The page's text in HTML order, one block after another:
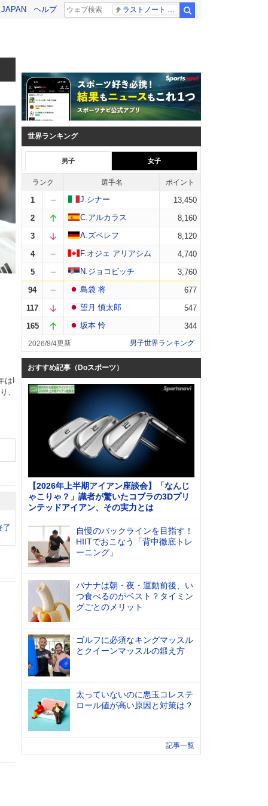
ヘルプ
はI
、
了
世界ランキング
男子 女子
ランク 選手名 ポイント
1 J.シナー
13,450
2
C.アルカラス
8,160
3
A.ズベレフ
8,120
4
F.オジェ アリアシム
4,740
5
N.ジョコビッチ
3,760
94
島袋 将
677
117
望月 慎太郎
547
165
坂本 怜 344
2026/8/4 男子世界ランキング
おすすめ記事（Doスポーツ）
【2026年上半期アイアン座談会】「なんじ
ゃこりゃ？」識者が驚いたコブラの3Dプリ
ンテッドアイアン、その実力とは
自慢のバックラインを目指す！
HIITでおこなう「背中徹底トレ
ーニング」
バナナは朝・夜・運動前後、い
つ食べるのがベスト？タイミン
グごとのメリット
ゴルフに必須なキングマッスル
とクイーンマッスルの鍛え方
太っていないのに悪玉コレステ
ロール値が高い原因と対策は？
記事一覧